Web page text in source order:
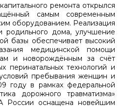
ремонта открылся
самым современным
оборудованием. Реализация
родильного дома, улучшение
базы обеспечивает высокий
медицинской помощи
и новорождённым за счёт
перинатальных технологий и
пребывания женщин и
году в рамках федеральной
дорожного травматизма»
оснащена новейшим